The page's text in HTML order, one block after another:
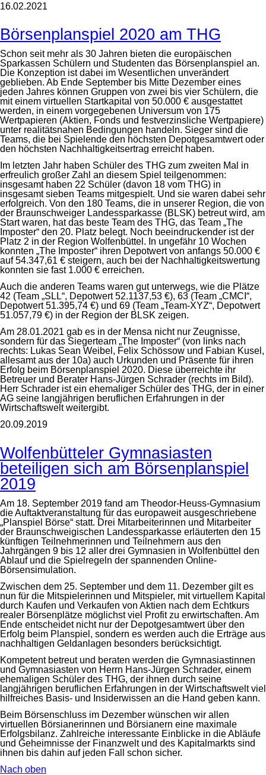
16.02.2021
Börsenplanspiel 2020 am THG
Schon seit mehr als 30 Jahren bieten die europäischen
Sparkassen Schülern und Studenten das Börsenplanspiel an.
Die Konzeption ist dabei im Wesentlichen unverändert
geblieben. Ab Ende September bis Mitte Dezember eines
jeden Jahres können Gruppen von zwei bis vier Schülern, die
mit einem virtuellen Startkapital von 50.000 € ausgestattet
werden, in einem vorgegebenen Universum von 175
Wertpapieren (Aktien, Fonds und festverzinsliche Wertpapiere)
unter realitätsnahen Bedingungen handeln. Sieger sind die
Teams, die bei Spielende den höchsten Depotgesamtwert oder
den höchsten Nachhaltigkeitsertrag erreicht haben.
Im letzten Jahr haben Schüler des THG zum zweiten Mal in
erfreulich großer Zahl an diesem Spiel teilgenommen:
insgesamt haben 22 Schüler (davon 18 vom THG) in
insgesamt sieben Teams mitgespielt. Und sie waren dabei sehr
erfolgreich. Von den 180 Teams, die in unserer Region, die von
der Braunschweiger Landessparkasse (BLSK) betreut wird, am
Start waren, hat das beste Team des THG, das Team „The
Imposter“ den 20. Platz belegt. Noch beeindruckender ist der
Platz 2 in der Region Wolfenbüttel. In ungefähr 10 Wochen
konnten „The Imposter“ ihren Depotwert von anfangs 50.000 €
auf 54.347,61 € steigern, auch bei der Nachhaltigkeitswertung
konnten sie fast 1.000 € erreichen.
Auch die anderen Teams waren gut unterwegs, wie die Plätze
42 (Team „SLL“, Depotwert 52.1137,53 €), 63 (Team „CMCI“,
Depotwert 51.395,74 €) und 69 (Team „Team-XYZ“, Depotwert
51.057,79 €) in der Region der BLSK zeigen.
Am 28.01.2021 gab es in der Mensa nicht nur Zeugnisse,
sondern für das Siegerteam „The Imposter“ (von links nach
rechts: Lukas Sean Weibel, Felix Schössow und Fabian Kusel,
allesamt aus der 10a) auch Urkunden und Präsente für ihren
Erfolg beim Börsenplanspiel 2020. Diese überreichte ihr
Betreuer und Berater Hans-Jürgen Schrader (rechts im Bild).
Herr Schrader ist ein ehemaliger Schüler des THG, der in einer
AG seine langjährigen beruflichen Erfahrungen in der
Wirtschaftswelt weitergibt.
20.09.2019
Wolfenbütteler Gymnasiasten
beteiligen sich am Börsenplanspiel
2019
Am 18. September 2019 fand am Theodor-Heuss-Gymnasium
die Auftaktveranstaltung für das europaweit ausgeschriebene
„Planspiel Börse“ statt. Drei Mitarbeiterinnen und Mitarbeiter
der Braunschweigischen Landessparkasse erläuterten den 15
künftigen Teilnehmerinnen und Teilnehmern aus den
Jahrgängen 9 bis 12 aller drei Gymnasien in Wolfenbüttel den
Ablauf und die Spielregeln der spannenden Online-
Börsensimulation.
Zwischen dem 25. September und dem 11. Dezember gilt es
nun für die Mitspielerinnen und Mitspieler, mit virtuellem Kapital
durch Kaufen und Verkaufen von Aktien nach dem Echtkurs
realer Börsenplätze möglichst viel Profit zu erwirtschaften. Am
Ende entscheidet nicht nur der Depotgesamtwert über den
Erfolg beim Planspiel, sondern es werden auch die Erträge aus
nachhaltigen Geldanlagen besonders berücksichtigt.
Kompetent betreut und beraten werden die Gymnasiastinnen
und Gymnasiasten von Herrn Hans-Jürgen Schrader, einem
ehemaligen Schüler des THG, der ihnen durch seine
langjährigen beruflichen Erfahrungen in der Wirtschaftswelt viel
hilfreiches Basis- und Insiderwissen an die Hand geben kann.
Beim Börsenschluss im Dezember wünschen wir allen
virtuellen Börsianerinnen und Börsianern eine maximale
Erfolgsbilanz. Zahlreiche interessante Einblicke in die Abläufe
und Geheimnisse der Finanzwelt und des Kapitalmarkts sind
ihnen bis dahin auf jeden Fall schon sicher.
Nach oben